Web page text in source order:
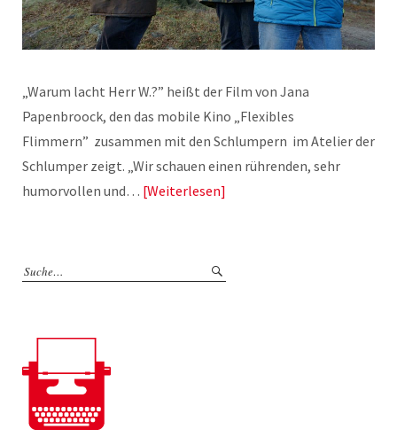
„Warum lacht Herr W.?” heißt der Film von Jana
Papenbroock, den das mobile Kino „Flexibles
Flimmern” zusammen mit den Schlumpern im Atelier der
Schlumper zeigt. „Wir schauen einen rührenden, sehr
humorvollen und… Weiterlesen